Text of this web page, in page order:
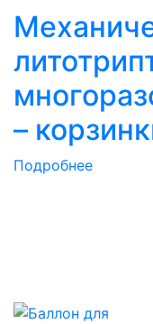
–
Подробнее